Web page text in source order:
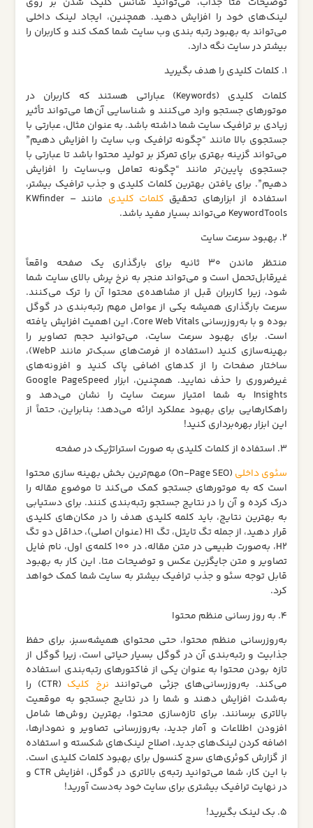
لینک‌های خود را افزایش دهید. همچنین، ایجاد لینک داخلی
می‌تواند به بهبود رتبه‌ بندی وب‌ سایت شما کمک کند و کاربران را
بیشتر در سایت نگه دارد.
1. کلمات کلیدی را هدف بگیرید
کلمات کلیدی (Keywords) عباراتی هستند که کاربران در
موتورهای جستجو وارد می‌کنند و شناسایی آن‌ها می‌تواند تأثیر
زیادی بر ترافیک سایت شما داشته باشد. به عنوان مثال، عبارتی با
جستجوی بالا مانند “چگونه ترافیک وب‌ سایت را افزایش دهیم”
می‌تواند گزینه بهتری برای تمرکز بر تولید محتوا باشد تا عبارتی با
جستجوی پایین‌تر مانند “چگونه تعامل وب‌سایت را افزایش
دهیم”. برای یافتن بهترین کلمات کلیدی و جذب ترافیک بیشتر،
استفاده از ابزارهای تحقیق کلمات کلیدی
مانند KWfinder –
KeywordTools می‌تواند بسیار مفید باشد.
2. بهبود سرعت سایت
منتظر ماندن ۳۰ ثانیه برای بارگذاری یک صفحه واقعاً
غیرقابل‌تحمل است و می‌تواند منجر به نرخ پرش بالای سایت شما
شود، زیرا کاربران قبل از مشاهده‌ی محتوا آن را ترک می‌کنند.
سرعت بارگذاری همیشه یکی از عوامل مهم رتبه‌بندی در گوگل
بوده و با به‌روزرسانی Core Web Vitals، این اهمیت افزایش یافته
است. برای بهبود سرعت سایت، می‌توانید حجم تصاویر را
بهینه‌سازی کنید (استفاده از فرمت‌های سبک‌تر مانند WebP)،
ساختار صفحات را از کدهای اضافی پاک کنید و افزونه‌های
غیرضروری را حذف نمایید. همچنین، ابزار Google PageSpeed
Insights به شما امتیاز سرعت سایت را نشان می‌دهد و
راهکارهایی برای بهبود عملکرد ارائه می‌دهد؛ بنابراین، حتماً از
این ابزار بهره‌برداری کنید!
3. استفاده از کلمات کلیدی به صورت استراتژیک در صفحه
سئوی داخلی
(On-Page SEO) مهم‌ترین بخش بهینه‌ سازی محتوا
است که به موتورهای جستجو کمک می‌کند تا موضوع مقاله را
درک کرده و آن را در نتایج جستجو رتبه‌بندی کنند. برای دستیابی
به بهترین نتایج، باید کلمه کلیدی هدف را در مکان‌های کلیدی
قرار دهید، از جمله تگ تایتل، تگ H1 (عنوان اصلی)، حداقل دو تگ
H2، به‌صورت طبیعی در متن مقاله، در ۱۰۰ کلمه‌ی اول، نام فایل
تصاویر و متن جایگزین عکس و توضیحات متا. این کار به بهبود
قابل توجه سئو و جذب ترافیک بیشتر به سایت شما کمک خواهد
کرد.
4. به روز رسانی منظم محتوا
به‌روزرسانی منظم محتوا، حتی محتوای همیشه‌سبز، برای حفظ
جذابیت و رتبه‌بندی آن در گوگل بسیار حیاتی است، زیرا گوگل از
تازه بودن محتوا به عنوان یکی از فاکتورهای رتبه‌بندی استفاده
می‌کند. به‌روزرسانی‌های جزئی می‌توانند نرخ کلیک
(CTR) را
به‌شدت افزایش دهند و شما را در نتایج جستجو به موقعیت
بالاتری برسانند. برای تازه‌سازی محتوا، بهترین روش‌ها شامل
افزودن اطلاعات و آمار جدید، به‌روزرسانی تصاویر و نمودارها،
اضافه کردن لینک‌های جدید، اصلاح لینک‌های شکسته و استفاده
از گزارش کوئری‌های سرچ کنسول برای بهبود کلمات کلیدی است.
با این کار، شما می‌توانید رتبه‌ی بالاتری در گوگل، افزایش CTR و
در نهایت ترافیک بیشتری برای سایت خود به‌دست آورید!
5. بک‌ لینک بگیرید!